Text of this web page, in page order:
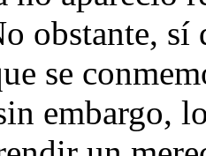
obstante,
se
embargo,